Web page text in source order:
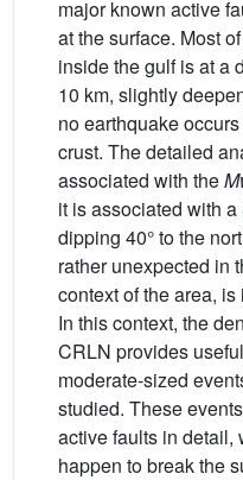
major known active
at the surface. Most
inside the gulf is at a
10 km, slightly
no earthquake
crust. The detailed
associated with the
it is associated with
dipping 40° to the
rather unexpected in
context of the area,
In this context, the
CRLN provides
moderate-sized
studied. These
active faults in detail,
happen to break the